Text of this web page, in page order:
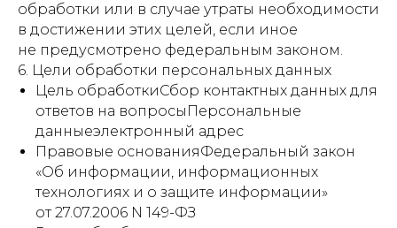
обработки или в случае утраты необходимости
в достижении этих целей, если иное
не предусмотрено федеральным законом.
6. Цели обработки персональных данных
Цель обработкиСбор контактных данных для
ответов на вопросыПерсональные
данныеэлектронный адрес
Правовые основанияФедеральный закон
«Об информации, информационных
технологиях и о защите информации»
от 27.07.2006 N 149-ФЗ